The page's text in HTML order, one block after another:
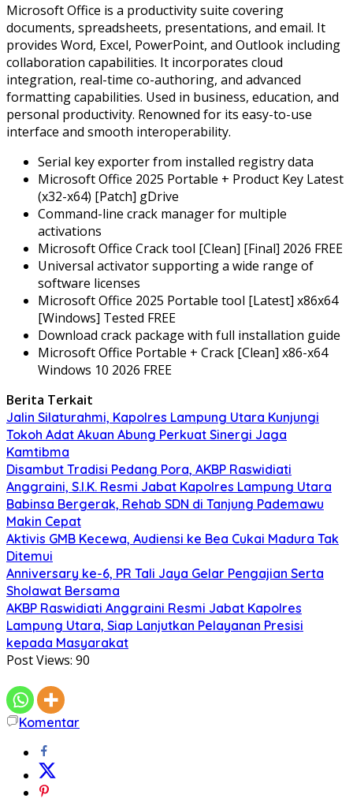
Microsoft Office is a productivity suite covering
documents, spreadsheets, presentations, and email. It
provides Word, Excel, PowerPoint, and Outlook including
collaboration capabilities. It incorporates cloud
integration, real-time co-authoring, and advanced
formatting capabilities. Used in business, education, and
personal productivity. Renowned for its easy-to-use
interface and smooth interoperability.
Serial key exporter from installed registry data
Microsoft Office 2025 Portable + Product Key Latest
(x32-x64) [Patch] gDrive
Command-line crack manager for multiple
activations
Microsoft Office Crack tool [Clean] [Final] 2026 FREE
Universal activator supporting a wide range of
software licenses
Microsoft Office 2025 Portable tool [Latest] x86x64
[Windows] Tested FREE
Download crack package with full installation guide
Microsoft Office Portable + Crack [Clean] x86-x64
Windows 10 2026 FREE
Berita Terkait
Jalin Silaturahmi, Kapolres Lampung Utara Kunjungi
Tokoh Adat Akuan Abung Perkuat Sinergi Jaga
Kamtibma
Disambut Tradisi Pedang Pora, AKBP Raswidiati
Anggraini, S.I.K. Resmi Jabat Kapolres Lampung Utara
Babinsa Bergerak, Rehab SDN di Tanjung Pademawu
Makin Cepat
Aktivis GMB Kecewa, Audiensi ke Bea Cukai Madura Tak
Ditemui
Anniversary ke-6, PR Tali Jaya Gelar Pengajian Serta
Sholawat Bersama
AKBP Raswidiati Anggraini Resmi Jabat Kapolres
Lampung Utara, Siap Lanjutkan Pelayanan Presisi
kepada Masyarakat
Post Views: 90
Komentar